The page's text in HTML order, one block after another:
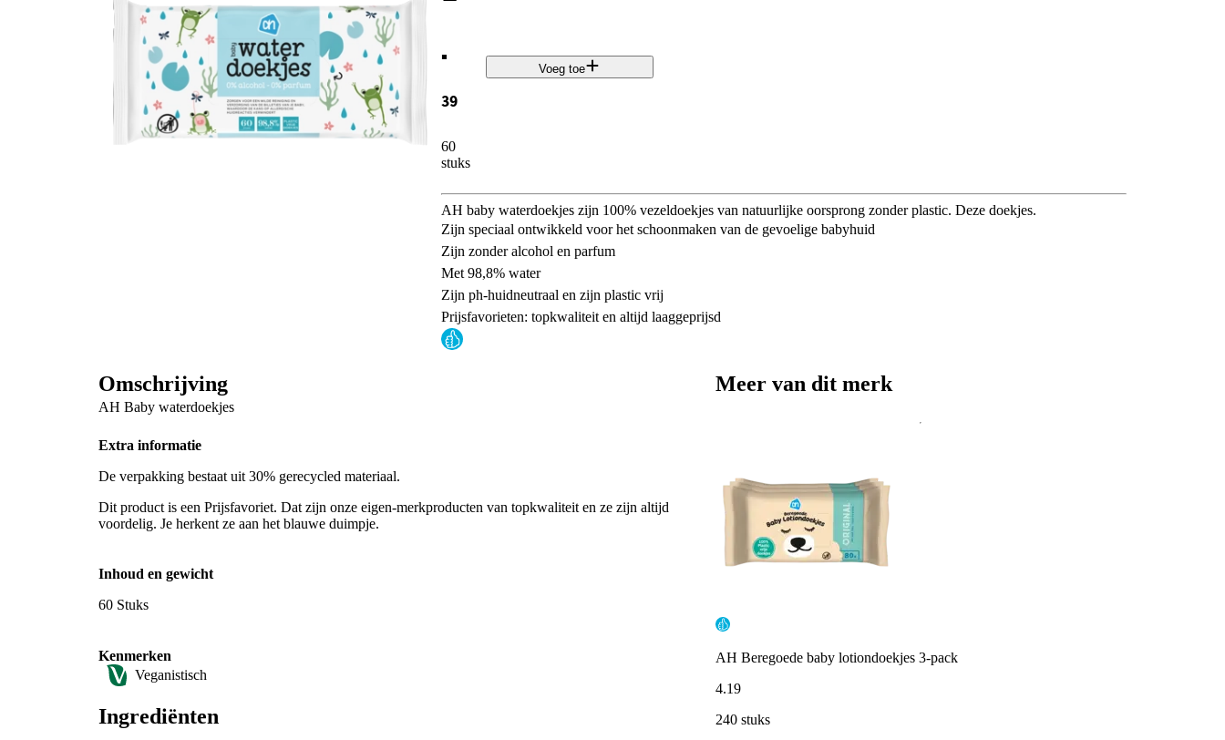
.
39
60
stuks
Voeg toe
AH baby waterdoekjes zijn 100% vezeldoekjes van natuurlijke oorsprong zonder plastic. Deze doekjes.
Zijn speciaal ontwikkeld voor het schoonmaken van de gevoelige babyhuid
Zijn zonder alcohol en parfum
Met 98,8% water
Zijn ph-huidneutraal en zijn plastic vrij
Prijsfavorieten: topkwaliteit en altijd laaggeprijsd
Omschrijving
AH Baby waterdoekjes
Extra informatie
De verpakking bestaat uit 30% gerecycled materiaal.
Dit product is een Prijsfavoriet. Dat zijn onze eigen-merkproducten van topkwaliteit en ze zijn altijd
voordelig. Je herkent ze aan het blauwe duimpje.
Inhoud en gewicht
60 Stuks
Kenmerken
Veganistisch
Ingrediënten
Meer van dit merk
AH Beregoede baby lotiondoekjes 3-pack
4.19
240 stuks